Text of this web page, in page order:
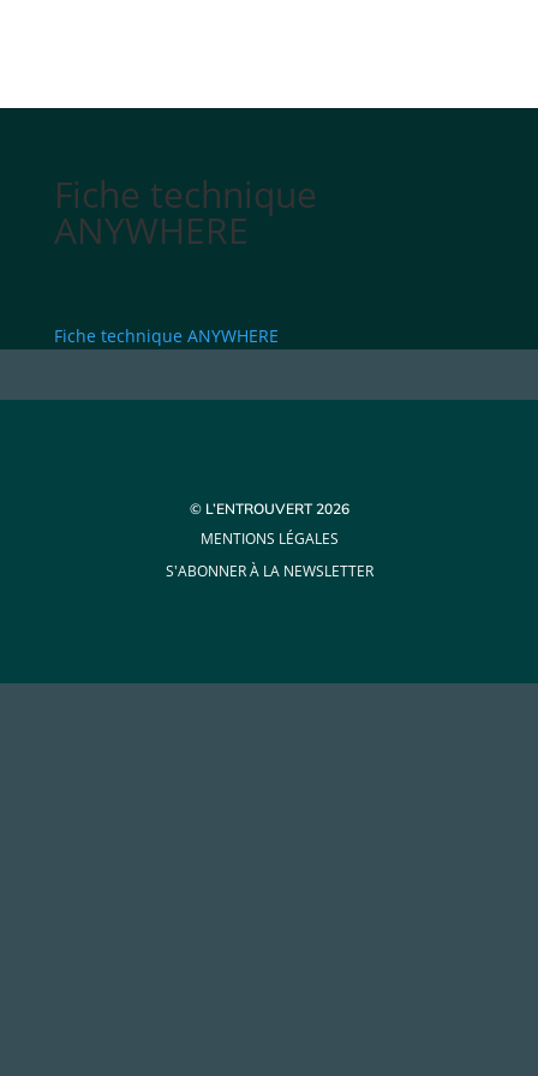
Fiche technique
ANYWHERE
Fiche technique ANYWHERE
© L’ENTROUVERT 2026
MENTIONS LÉGALES
S'ABONNER À LA NEWSLETTER